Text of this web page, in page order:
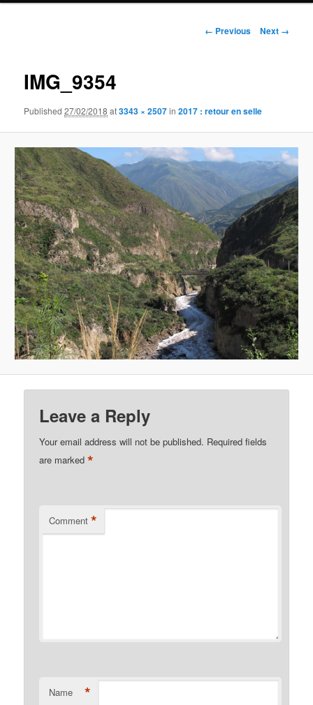
Image
← Previous Next →
IMG_9354
Published27/02/2018 at3343 × 2507in2017 : retour en selle
Leave a Reply
Your email address will not be published. Required fields
are marked*
Comment *
Name *